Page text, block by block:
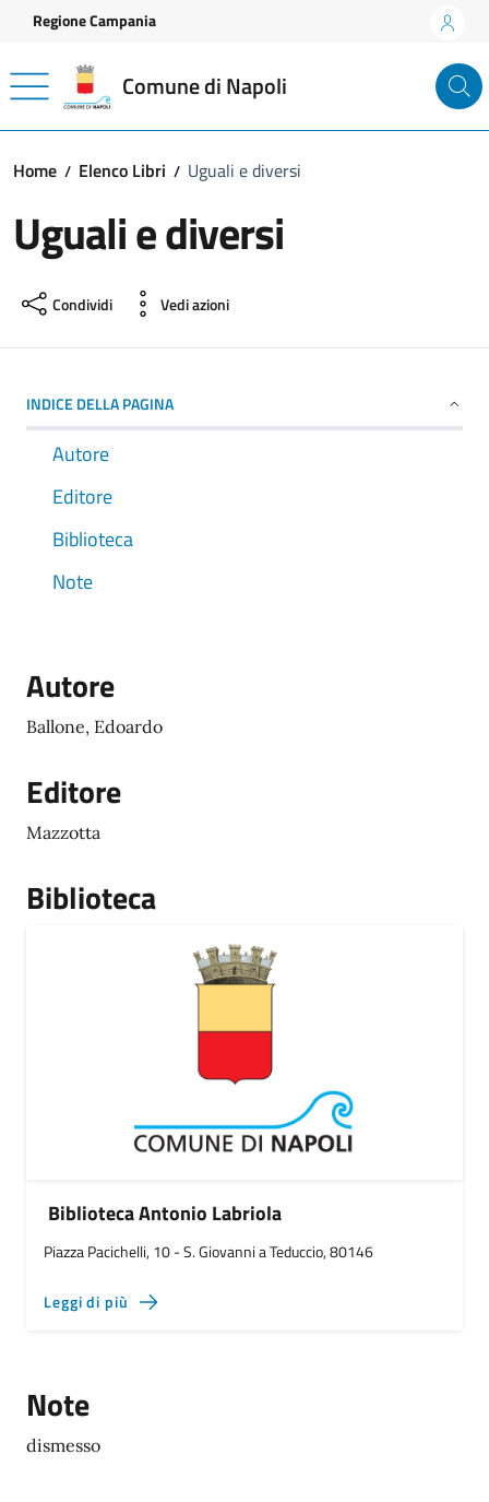
Vai ai contenuti
Vai al footer
Regione Campania
Comune di Napoli
Home Elenco Libri Uguali e diversi
Uguali e diversi
Condividi Vedi azioni
INDICE DELLA PAGINA
Autore
Editore
Biblioteca
Note
Autore
Ballone, Edoardo
Editore
Mazzotta
Biblioteca
Biblioteca Antonio Labriola
Piazza Pacichelli, 10 - S. Giovanni a Teduccio, 80146
Leggi di più
Note
dismesso